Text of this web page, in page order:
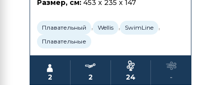
Размер, см: 453 x 235 x 147
Плавательный , Wellis , SwimLine ,
Плавательные
2 2 24 -